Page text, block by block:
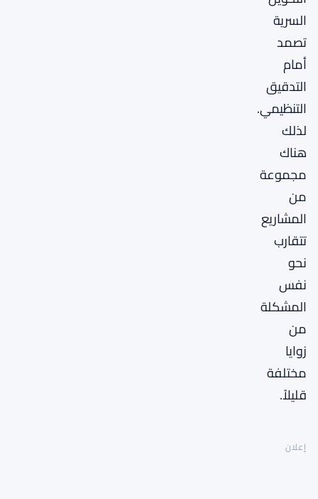
السرية
تصمد
أمام
التدقيق
التنظيمي.
لذلك
هناك
مجموعة
من
المشاريع
تتقارب
نحو
نفس
المشكلة
من
زوايا
مختلفة
قليلاً.
إعلان